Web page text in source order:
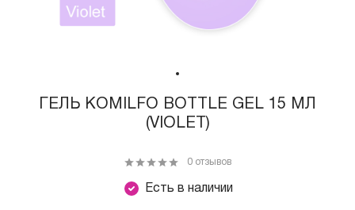
ГЕЛЬ KOMILFO BOTTLE GEL 15 МЛ
(VIOLET)
Есть в наличии
0 отзывов